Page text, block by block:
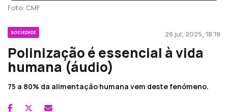
Foto: CMF
SOCIEDADE 26 jul, 2025, 18:19
Polinização é essencial à vida
humana (áudio)
75 a 80% da alimentação humana vem deste fenómeno.